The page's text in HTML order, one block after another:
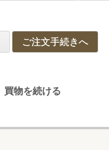
ご注文手続きへ
買物を続ける